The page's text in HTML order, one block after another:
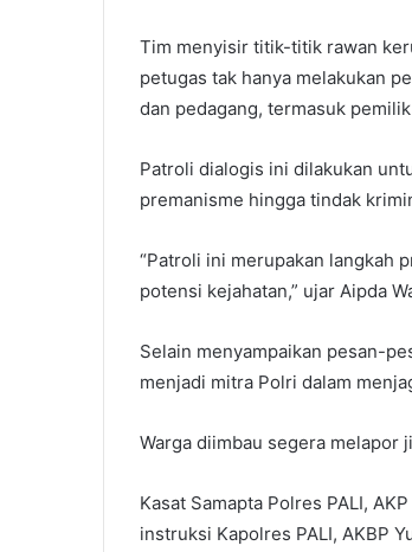
Tim menyisir titik-titik rawan
petugas tak hanya melakukan
dan pedagang, termasuk
Patroli dialogis ini dilakukan
premanisme hingga tindak
“Patroli ini merupakan langkah
potensi kejahatan,” ujar Aipda
Selain menyampaikan pesan-
menjadi mitra Polri dalam
Warga diimbau segera melapor
Kasat Samapta Polres PALI,
instruksi Kapolres PALI, AKBP